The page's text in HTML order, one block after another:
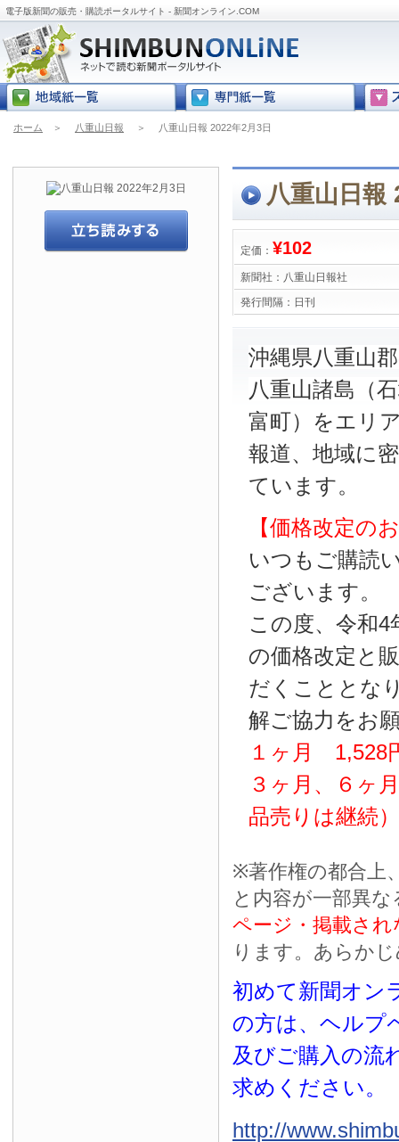
電子版新聞の販売・購読ポータルサイト - 新聞オンライン.COM
ホーム ＞ 八重山日報 ＞ 八重山日報 2022年2月3日
八重山日報
定価： ¥102
新聞社： 八重山日報社
発行間隔： 日刊
沖縄県八重山
八重山諸島（
富町）をエリ
報道、地域に
ています。
【価格改定の
いつもご購読
ございます。
この度、令和4
の価格改定と
だくこととな
解ご協力をお
１ヶ月 1,528
３ヶ月、６ヶ
品売りは継続）
※著作権の都合上
と内容が一部異な
ページ・掲載され
ります。あらか
初めて新聞オン
の方は、ヘルプ
及びご購入の流
求めください。
http://